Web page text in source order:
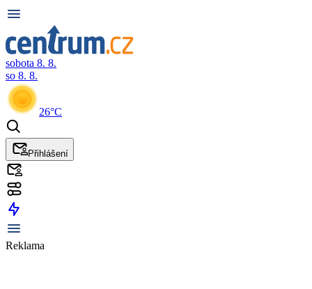
sobota 8. 8.
so 8. 8.
26°C
Přihlášení
Reklama